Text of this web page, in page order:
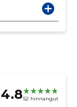
4.852 hinnangut